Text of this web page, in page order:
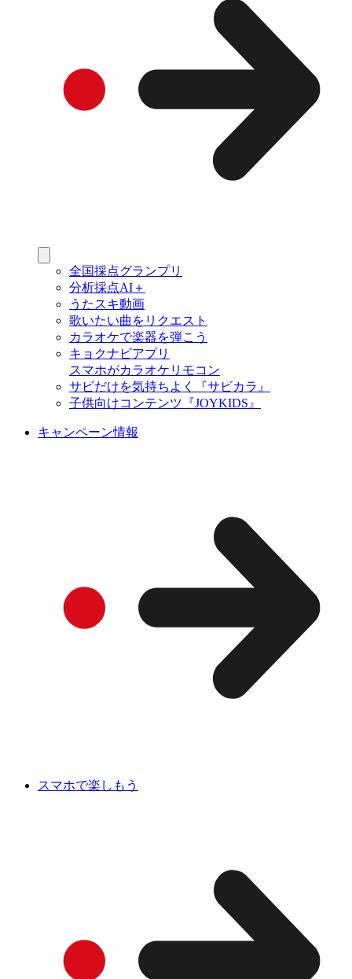
全国採点グランプリ
分析採点AI＋
うたスキ動画
歌いたい曲をリクエスト
カラオケで楽器を弾こう
キョクナビアプリ
スマホがカラオケリモコン
サビだけを気持ちよく『サビカラ』
子供向けコンテンツ『JOYKIDS』
キャンペーン情報
スマホで楽しもう